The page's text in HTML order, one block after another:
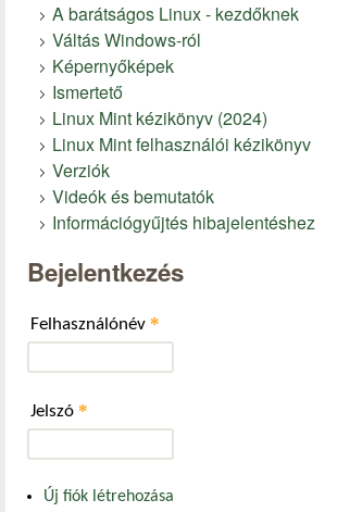
A barátságos Linux - kezdőknek
Váltás Windows-ról
Képernyőképek
Ismertető
Linux Mint kézikönyv (2024)
Linux Mint felhasználói kézikönyv
Verziók
Videók és bemutatók
Információgyűjtés hibajelentéshez
Bejelentkezés
Felhasználónév *
Jelszó *
Új fiók létrehozása